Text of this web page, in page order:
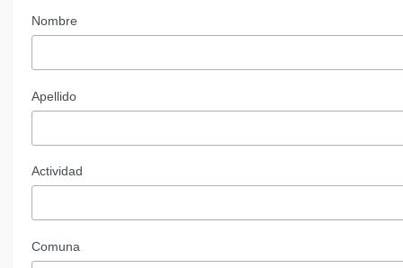
Nombre
Apellido
Actividad
Comuna